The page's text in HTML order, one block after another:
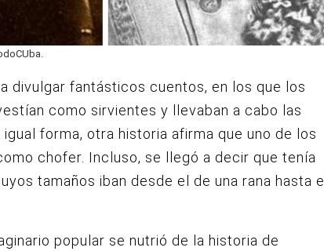
divulgar fantásticos cuentos, en los que los
como sirvientes y llevaban a cabo las
igual forma, otra historia afirma que uno de los
chofer. Incluso, se llegó a decir que tenía
tamaños iban desde el de una rana hasta el
popular se nutrió de la historia de